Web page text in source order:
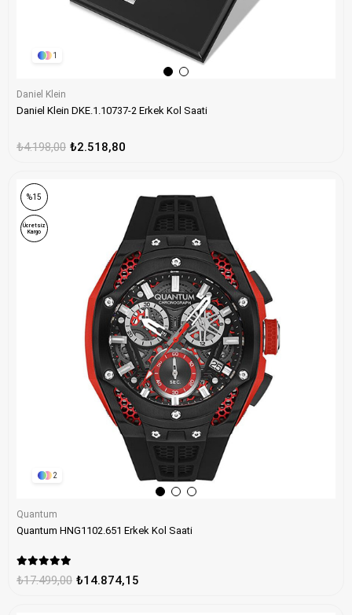
1
Daniel Klein
Daniel Klein DKE.1.10737-2 Erkek Kol Saati
₺2.518,80
₺4.198,00
2
Quantum
Quantum HNG1102.651 Erkek Kol Saati
₺14.874,15
₺17.499,00
%15
Ücretsiz
Kargo